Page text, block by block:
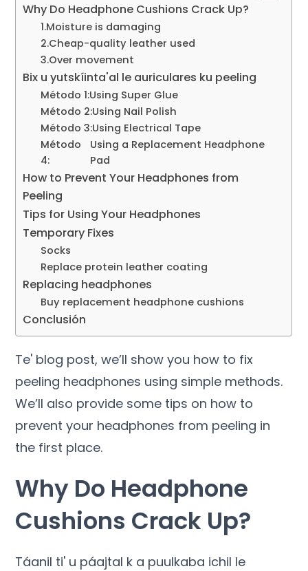
Why Do Headphone Cushions Crack Up?
1.Moisture is damaging
2.Cheap-quality leather used
3.Over movement
Bix u yutskíinta'al le auriculares ku peeling
Método 1:Using Super Glue
Método 2:Using Nail Polish
Método 3:Using Electrical Tape
Método
4:
Using a Replacement Headphone
Pad
How to Prevent Your Headphones from
Peeling
Tips for Using Your Headphones
Temporary Fixes
Socks
Replace protein leather coating
Replacing headphones
Buy replacement headphone cushions
Conclusión
Te' blog post,we’ll show you how to fix
peeling headphones using simple methods.
We’ll also provide some tips on how to
prevent your headphones from peeling in
the first place.
Why Do Headphone
Cushions Crack Up?
Táanil ti' u páajtal k a puulkaba ichil le